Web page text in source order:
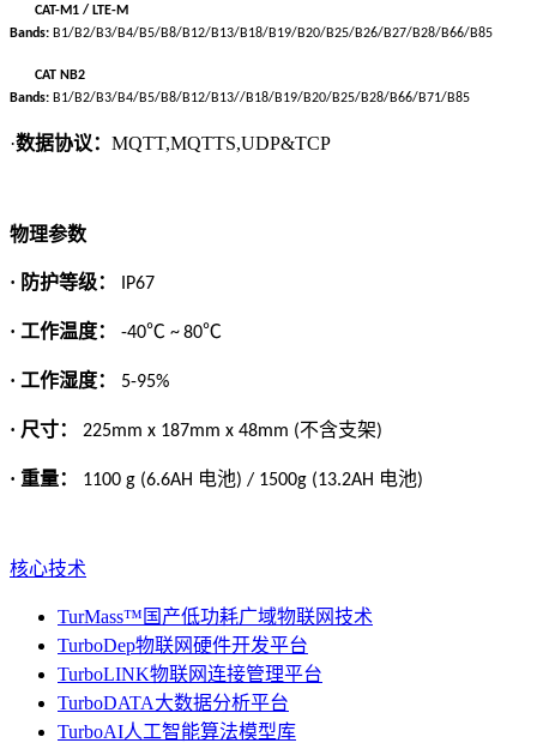
CAT-M1 / LTE-M
Bands: B1/B2/B3/B4/B5/B8/B12/B13/B18/B19/B20/B25/B26/B27/B28/B66/B85
CAT NB2
Bands: B1/B2/B3/B4/B5/B8/B12/B13//B18/B19/B20/B25/B28/B66/B71/B85
·数据协议： MQTT,MQTTS,UDP&TCP
物理参数
· 防护等级： IP67
· 工作温度： -40℃ ~80℃
· 工作湿度： 5-95%
· 尺寸： 225mm x 187mm x 48mm (不含支架)
· 重量： 1100 g (6.6AH 电池) / 1500g (13.2AH 电池)
核心技术
TurMass™国产低功耗广域物联网技术
TurboDep物联网硬件开发平台
TurboLINK物联网连接管理平台
TurboDATA大数据分析平台
TurboAI人工智能算法模型库